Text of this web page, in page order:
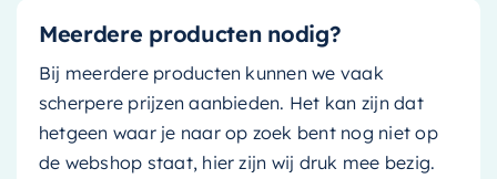
Meerdere producten nodig?
Bij meerdere producten kunnen we vaak
scherpere prijzen aanbieden. Het kan zijn dat
hetgeen waar je naar op zoek bent nog niet op
de webshop staat, hier zijn wij druk mee bezig.